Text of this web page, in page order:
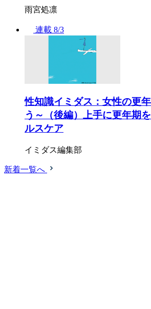
雨宮処凛
連載 8/3
性知識イミダス：女性の更
う～（後編）上手に更年期
ルスケア
イミダス編集部
新着一覧へ